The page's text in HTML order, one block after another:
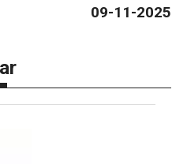
09-11-2025